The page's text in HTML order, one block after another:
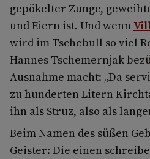
gepökelter Zunge,
und Eiern ist. Und wenn
wird im Tschebull so viel
Hannes Tschemernjak
Ausnahme macht: „Da
zu hunderten Litern
ihn als Struz, also als
Beim Namen des süßen
Geister: Die einen